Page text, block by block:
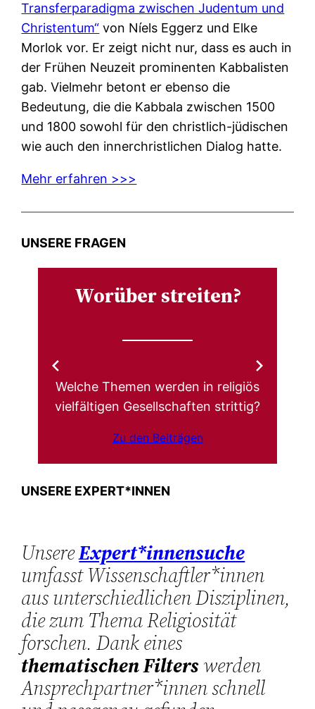
Transferparadigma zwischen Judentum und
Christentum“ von Níels Eggerz und Elke
Morlok vor. Er zeigt nicht nur, dass es auch in
der Frühen Neuzeit prominenten Kabbalisten
gab. Vielmehr betont er ebenso die
Bedeutung, die die Kabbala zwischen 1500
und 1800 sowohl für den christlich-jüdischen
wie auch den innerchristlichen Dialog hatte.
Mehr erfahren >>>
UNSERE FRAGEN
Worüber streiten?
Welche Themen werden in religiös
vielfältigen Gesellschaften strittig?
Zu den Beiträgen
UNSERE EXPERT*INNEN
UnsereExpert*innensuche
umfasst Wissenschaftler*innen
aus unterschiedlichen Disziplinen,
die zum Thema Religiosität
forschen. Dank eines
thematischen Filterswerden
Ansprechpartner*innen schnell